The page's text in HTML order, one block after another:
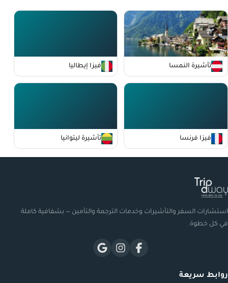
تأشيرة النمسا فيزا إيطاليا
فيزا فرنسا تأشيرة ليتوانيا
استشارات السفر والتأشيرات وخدمات الترجمة والتأمين — بشفافية كاملة
في كل خطوة.
روابط سريعة